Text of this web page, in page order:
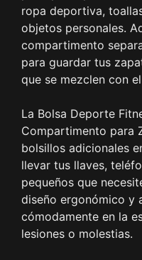
ropa deportiva,
objetos personales.
compartimento
para guardar tus
que se mezclen con
La Bolsa Deporte
Compartimento para
bolsillos adicionales
llevar tus llaves,
pequeños que
diseño ergonómico y
cómodamente en la
lesiones o molestias.